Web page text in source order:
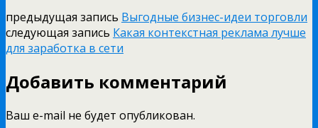
предыдущая запись Выгодные бизнес-идеи торговли
следующая запись Какая контекстная реклама лучше
для заработка в сети
Добавить комментарий
Ваш e-mail не будет опубликован.